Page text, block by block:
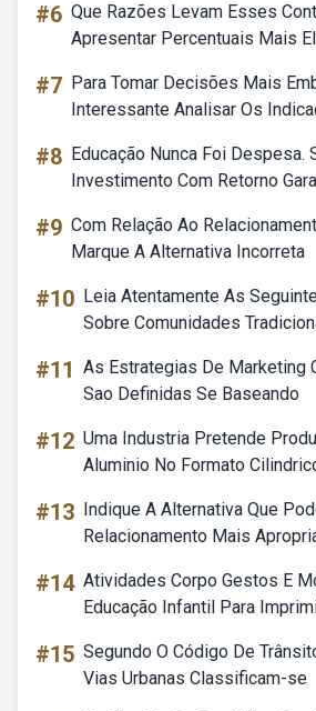
#6 Que Razões Levam Esses
Apresentar Percentuais Mais
#7 Para Tomar Decisões Mais
Interessante Analisar Os
#8 Educação Nunca Foi Despesa.
Investimento Com Retorno
#9 Com Relação Ao
Marque A Alternativa Incorreta
#10 Leia Atentamente As
Sobre Comunidades
#11 As Estrategias De Marketing
Sao Definidas Se Baseando
#12 Uma Industria Pretende
Aluminio No Formato
#13 Indique A Alternativa Que
Relacionamento Mais
#14 Atividades Corpo Gestos E
Educação Infantil Para
#15 Segundo O Código De
Vias Urbanas Classificam-se